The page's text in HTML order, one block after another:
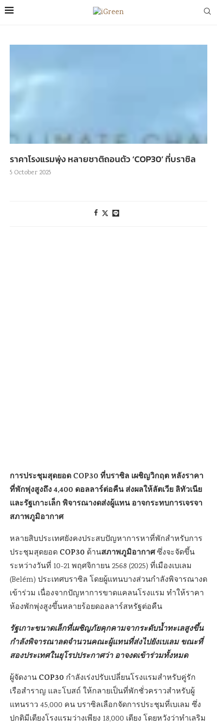
ราคาโรงแรมพุ่ง หลายชาติถอนตัว ‘COP30’ ที่บราซิล
5 October 2025
การประชุมสุดยอด COP30 ที่บราซิล เผชิญวิกฤต หลังราคา
ที่พักพุ่งสูงถึง 4,400 ดอลลาร์ต่อคืน ส่งผลให้ลัตเวีย ลิทัวเนีย
และรัฐเกาะเล็ก พิจารณางดส่งผู้แทน อาจกระทบการเจรจา
สภาพภูมิอากาศ
หลายสิบประเทศยังคงประสบปัญหาการหาที่พักสำหรับการ
ประชุมสุดยอด COP30 ด้านสภาพภูมิอากาศซึ่งจะจัดขึ้น
ระหว่างวันที่ 10-21 พฤศจิกายน 2568 (2025) ที่เมืองเบเลม
(Belém) ประเทศบราซิล โดยผู้แทนบางส่วนกำลังพิจารณางด
เข้าร่วม เนื่องจากปัญหาการขาดแคลนโรงแรม ทำให้ราคา
ห้องพักพุ่งสูงขึ้นหลายร้อยดอลลาร์สหรัฐต่อคืน
รัฐเกาะขนาดเล็กที่เผชิญภัยคุกคามจากระดับน้ำทะเลสูงขึ้น
กำลังพิจารณาลดจำนวนคณะผู้แทนที่ส่งไปยังเบเลม ขณะที่
สองประเทศในยุโรปประกาศว่า อาจงดเข้าร่วมทั้งหมด
ผู้จัดงาน COP30 กำลังเร่งปรับเปลี่ยนโรงแรมสำหรับคู่รัก
เรือสำราญ และโบสถ์ ให้กลายเป็นที่พักชั่วคราวสำหรับผู้
แทนราว 45,000 คน บราซิลเลือกจัดการประชุมที่เบเลม ซึ่ง
ปกติมีเตียงโรงแรมว่างเพียง 18,000 เตียง โดยหวังว่าทำเลริม